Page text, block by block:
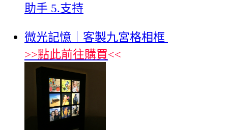
助手 5.支持
微光記憶｜客製九宮格相框
>>點此前往購買<<